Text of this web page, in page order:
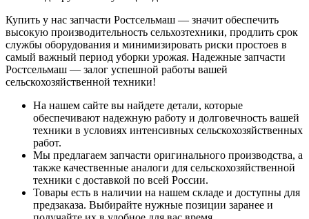
Купить у нас запчасти Ростсельмаш — значит обеспечить
высокую производительность сельхозтехники, продлить срок
службы оборудования и минимизировать риски простоев в
самый важный период уборки урожая. Надежные запчасти
Ростсельмаш — залог успешной работы вашей
сельскохозяйственной техники!
На нашем сайте вы найдете детали, которые
обеспечивают надежную работу и долговечность вашей
техники в условиях интенсивных сельскохозяйственных
работ.
Мы предлагаем запчасти оригинального производства, а
также качественные аналоги для сельскохозяйственной
техники с доставкой по всей России.
Товары есть в наличии на нашем складе и доступны для
предзаказа. Выбирайте нужные позиции заранее и